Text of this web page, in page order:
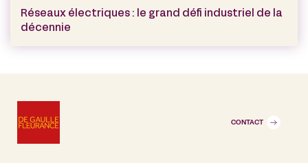
Réseaux électriques : le grand défi industriel de la
décennie
CONTACT